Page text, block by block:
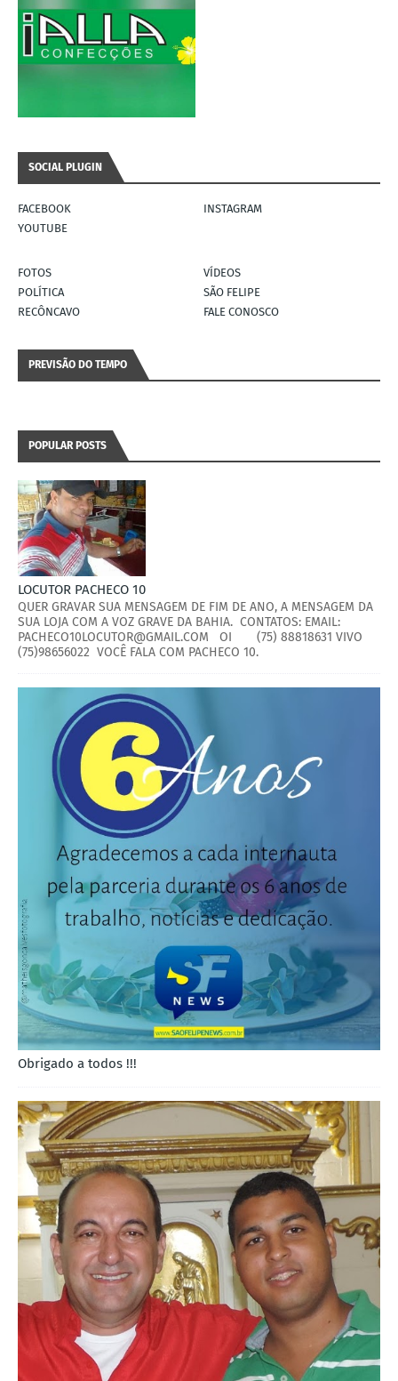
SOCIAL PLUGIN
FACEBOOK
INSTAGRAM
YOUTUBE
FOTOS
VÍDEOS
POLÍTICA
SÃO FELIPE
RECÔNCAVO
FALE CONOSCO
PREVISÃO DO TEMPO
POPULAR POSTS
LOCUTOR PACHECO 10
QUER GRAVAR SUA MENSAGEM DE FIM DE ANO, A MENSAGEM DA
SUA LOJA COM A VOZ GRAVE DA BAHIA. CONTATOS: EMAIL:
PACHECO10LOCUTOR@GMAIL.COM OI (75) 88818631 VIVO
(75)98656022 VOCÊ FALA COM PACHECO 10.
Obrigado a todos !!!